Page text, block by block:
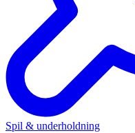
Spil & underholdning